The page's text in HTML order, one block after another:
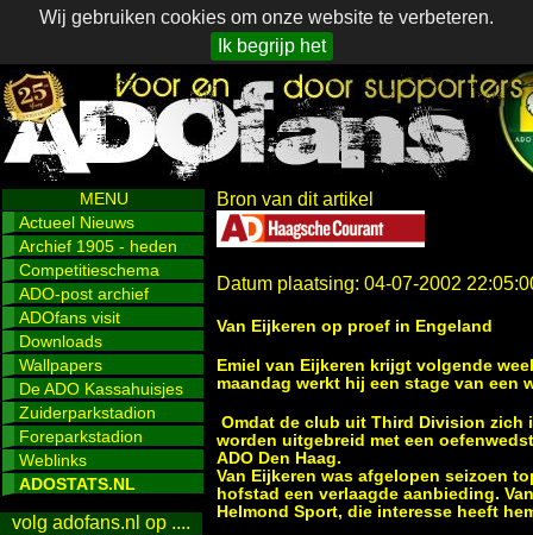
Wij gebruiken cookies om onze website te verbeteren.
Ik begrijp het
MENU
Actueel Nieuws
Archief 1905 - heden
Competitieschema
ADO-post archief
ADOfans visit
Downloads
Wallpapers
De ADO Kassahuisjes
Zuiderparkstadion
Foreparkstadion
Weblinks
ADOSTATS.NL
volg adofans.nl op ....
Bron van dit artikel
Datum plaatsing: 04-07-2002
Van Eijkeren op proef in Engeland
Emiel van Eijkeren krijgt volgende
maandag werkt hij een stage van een
Omdat de club uit Third Division zich
worden uitgebreid met een
ADO Den Haag.
Van Eijkeren was afgelopen seizoen
hofstad een verlaagde aanbieding.
Helmond Sport, die interesse heeft